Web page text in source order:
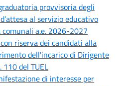
provvisoria degli
al servizio educativo
comunali a.e. 2026-2027
riserva dei candidati alla
dell'incarico di Dirigente
del TUEL
di interesse per